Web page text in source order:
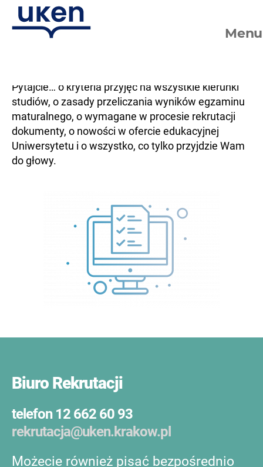
Menu
Pytajcie… o kryteria przyjęć na wszystkie kierunki
studiów, o zasady przeliczania wyników egzaminu
maturalnego, o wymagane w procesie rekrutacji
dokumenty, o nowości w ofercie edukacyjnej
Uniwersytetu i o wszystko, co tylko przyjdzie Wam
do głowy.
Biuro Rekrutacji
telefon 12 662 60 93
rekrutacja@uken.krakow.pl
Możecie również pisać bezpośrednio